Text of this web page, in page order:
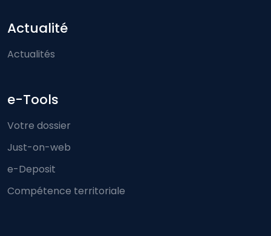
Actualité
Actualités
e-Tools
Votre dossier
Just-on-web
e-Deposit
Compétence territoriale